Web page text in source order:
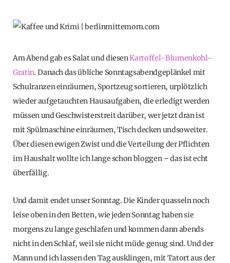
Am Abend gab es Salat und diesenKartoffel-Blumenkohl-
Gratin. Danach das übliche Sonntagsabendgeplänkel mit
Schulranzen einräumen, Sportzeug sortieren, urplötzlich
wieder aufgetauchten Hausaufgaben, die erledigt werden
müssen und Geschwisterstreit darüber, wer jetzt dran ist
mit Spülmaschine einräumen, Tisch decken undsoweiter.
Über diesen ewigen Zwist und die Verteilung der Pflichten
im Haushalt wollte ich lange schon bloggen – das ist echt
überfällig.
Und damit endet unser Sonntag. Die Kinder quasseln noch
leise oben in den Betten, wie jeden Sonntag haben sie
morgens zu lange geschlafen und kommen dann abends
nicht in den Schlaf, weil sie nicht müde genug sind. Und der
Mann und ich lassen den Tag ausklingen, mit Tatort aus der